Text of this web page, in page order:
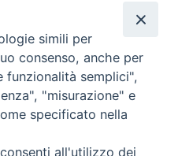
DI ALBANO
- Fax.: 06.9323844
Ore: 9:00 - 13:00
simili per
consenso, anche per
funzionalità semplici",
"misurazione" e
specificato nella
all'utilizzo dei